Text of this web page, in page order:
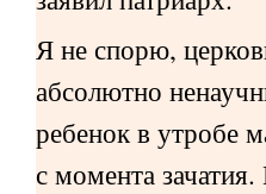
Я не спорю,
абсолютно
ребенок в утробе
с момента